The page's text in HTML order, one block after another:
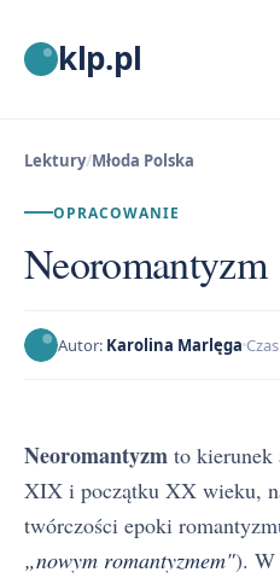
klp.pl
Lektury/Młoda Polska
OPRACOWANIE
Neoromantyzm
Autor: Karolina Marlęga
Neoromantyzm to kierunek
XIX i początku XX wieku,
twórczości epoki
„nowym romantyzmem"). W